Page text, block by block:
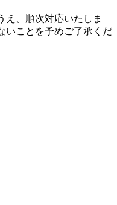
え、順次対応いたしま
いことを予めご了承くだ